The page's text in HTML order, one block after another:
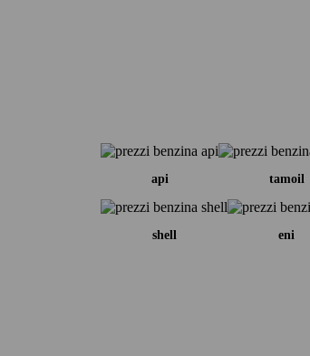
api tamoil
shell eni